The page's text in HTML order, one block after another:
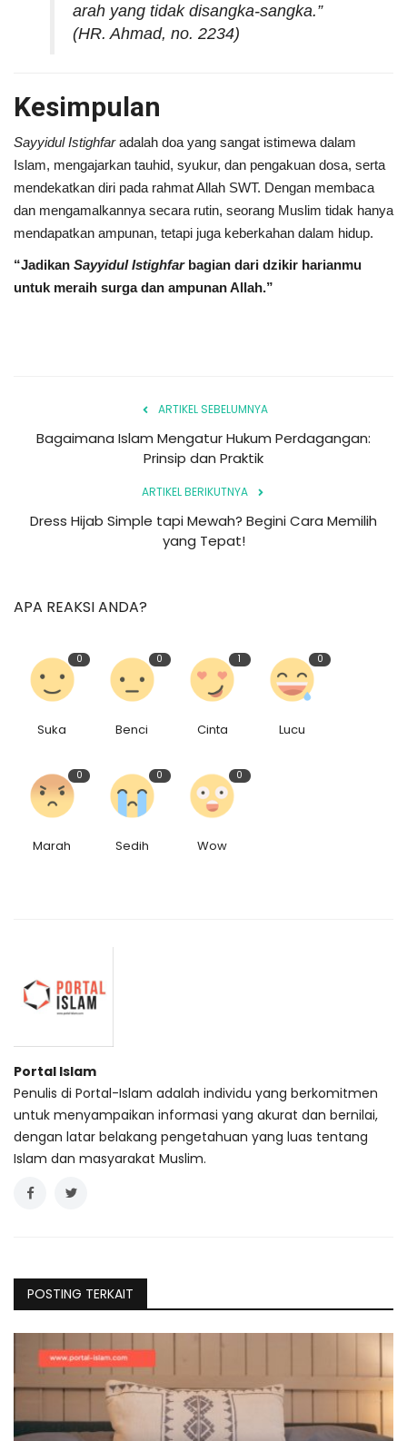
arah yang tidak disangka-sangka.”
(HR. Ahmad, no. 2234)
Kesimpulan
Sayyidul Istighfaradalah doa yang sangat istimewa dalam
Islam, mengajarkan tauhid, syukur, dan pengakuan dosa, serta
mendekatkan diri pada rahmat Allah SWT. Dengan membaca
dan mengamalkannya secara rutin, seorang Muslim tidak hanya
mendapatkan ampunan, tetapi juga keberkahan dalam hidup.
“Jadikan Sayyidul Istighfarbagian dari dzikir harianmu
untuk meraih surga dan ampunan Allah.”
ARTIKEL SEBELUMNYA
Bagaimana Islam Mengatur Hukum Perdagangan:
Prinsip dan Praktik
ARTIKEL BERIKUTNYA
Dress Hijab Simple tapi Mewah? Begini Cara Memilih
yang Tepat!
APA REAKSI ANDA?
0
Suka
0
Benci
1
Cinta
0
Lucu
0
Marah
0
Sedih
0
Wow
Portal Islam
Penulis di Portal-Islam adalah individu yang berkomitmen
untuk menyampaikan informasi yang akurat dan bernilai,
dengan latar belakang pengetahuan yang luas tentang
Islam dan masyarakat Muslim.
POSTING TERKAIT